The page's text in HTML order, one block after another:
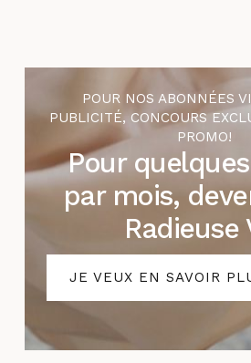
POUR NOS ABONNÉES
PUBLICITÉ, CONCOURS
PROMO!
Pour
par mois,
Radieuse
JE VEUX EN SAVOIR